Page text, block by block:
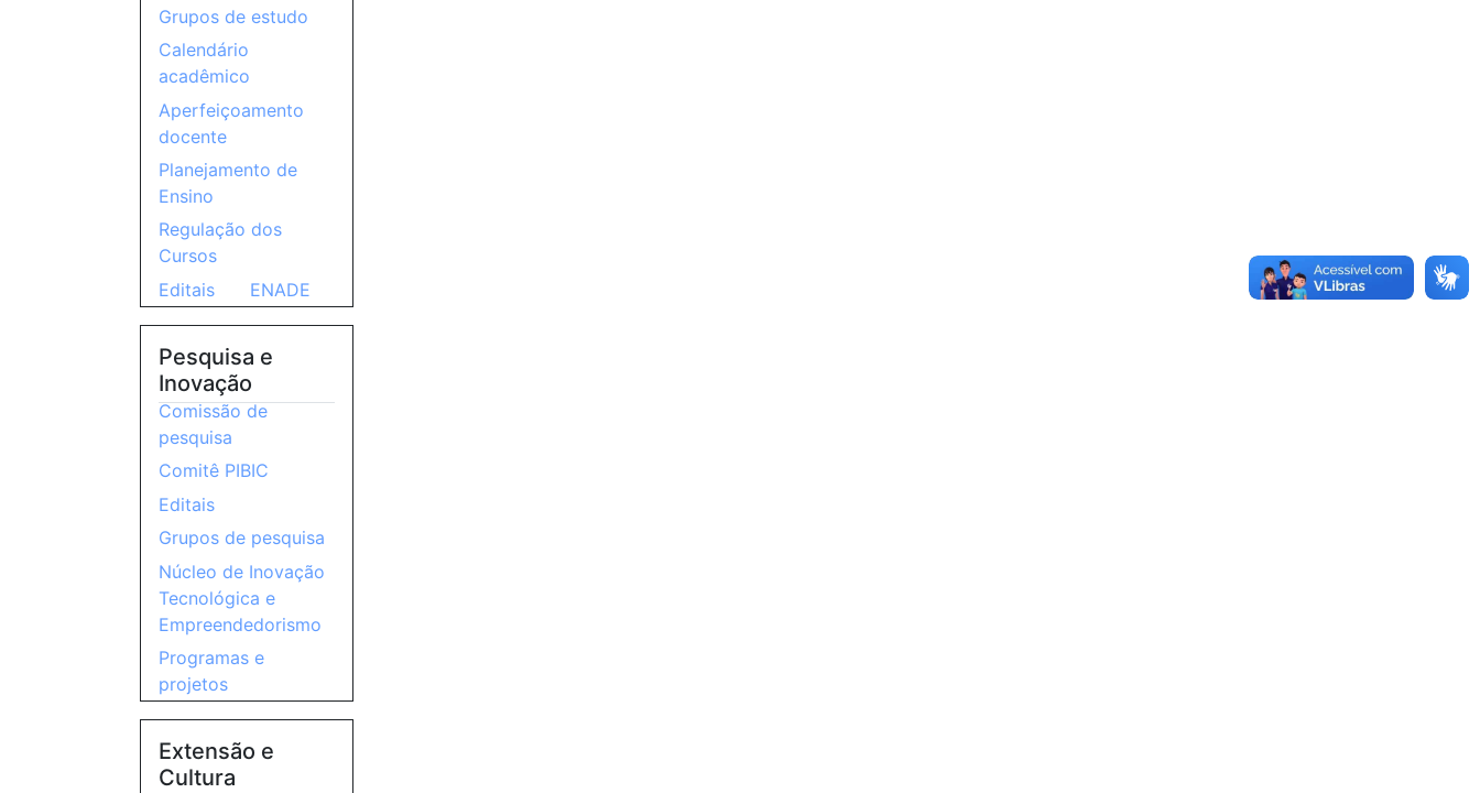
Grupos de estudo
Calendário
acadêmico
Aperfeiçoamento
docente
Planejamento de
Ensino
Regulação dos
Cursos
Editais
ENADE
Pesquisa e
Inovação
Comissão de
pesquisa
Comitê PIBIC
Editais
Grupos de pesquisa
Núcleo de Inovação
Tecnológica e
Empreendedorismo
Programas e
projetos
Extensão e
Cultura